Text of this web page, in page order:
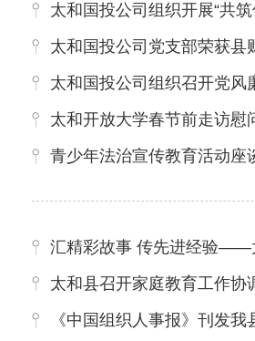
太和国投公司组织开展“共
太和国投公司党支部荣获县
太和国投公司组织召开党风
太和开放大学春节前走访慰
青少年法治宣传教育活动座
汇精彩故事 传先进经验——
太和县召开家庭教育工作协
《中国组织人事报》刊发我